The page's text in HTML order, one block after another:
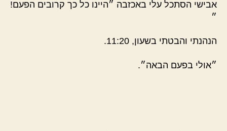
אבישי הסתכל עלי באכזבה ״היינו כל כך קרובים הפעם!
״
הנהנתי והבטתי בשעון, 11:20.
״אולי בפעם הבאה״.